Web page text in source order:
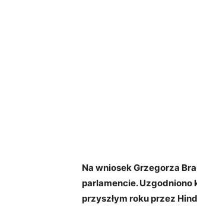
Na wniosek Grzegorza
parlamencie.
przyszłym roku przez